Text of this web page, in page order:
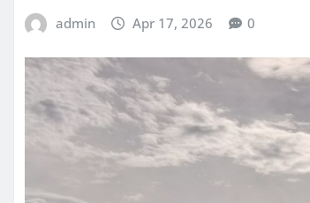
admin Apr 17, 2026 0